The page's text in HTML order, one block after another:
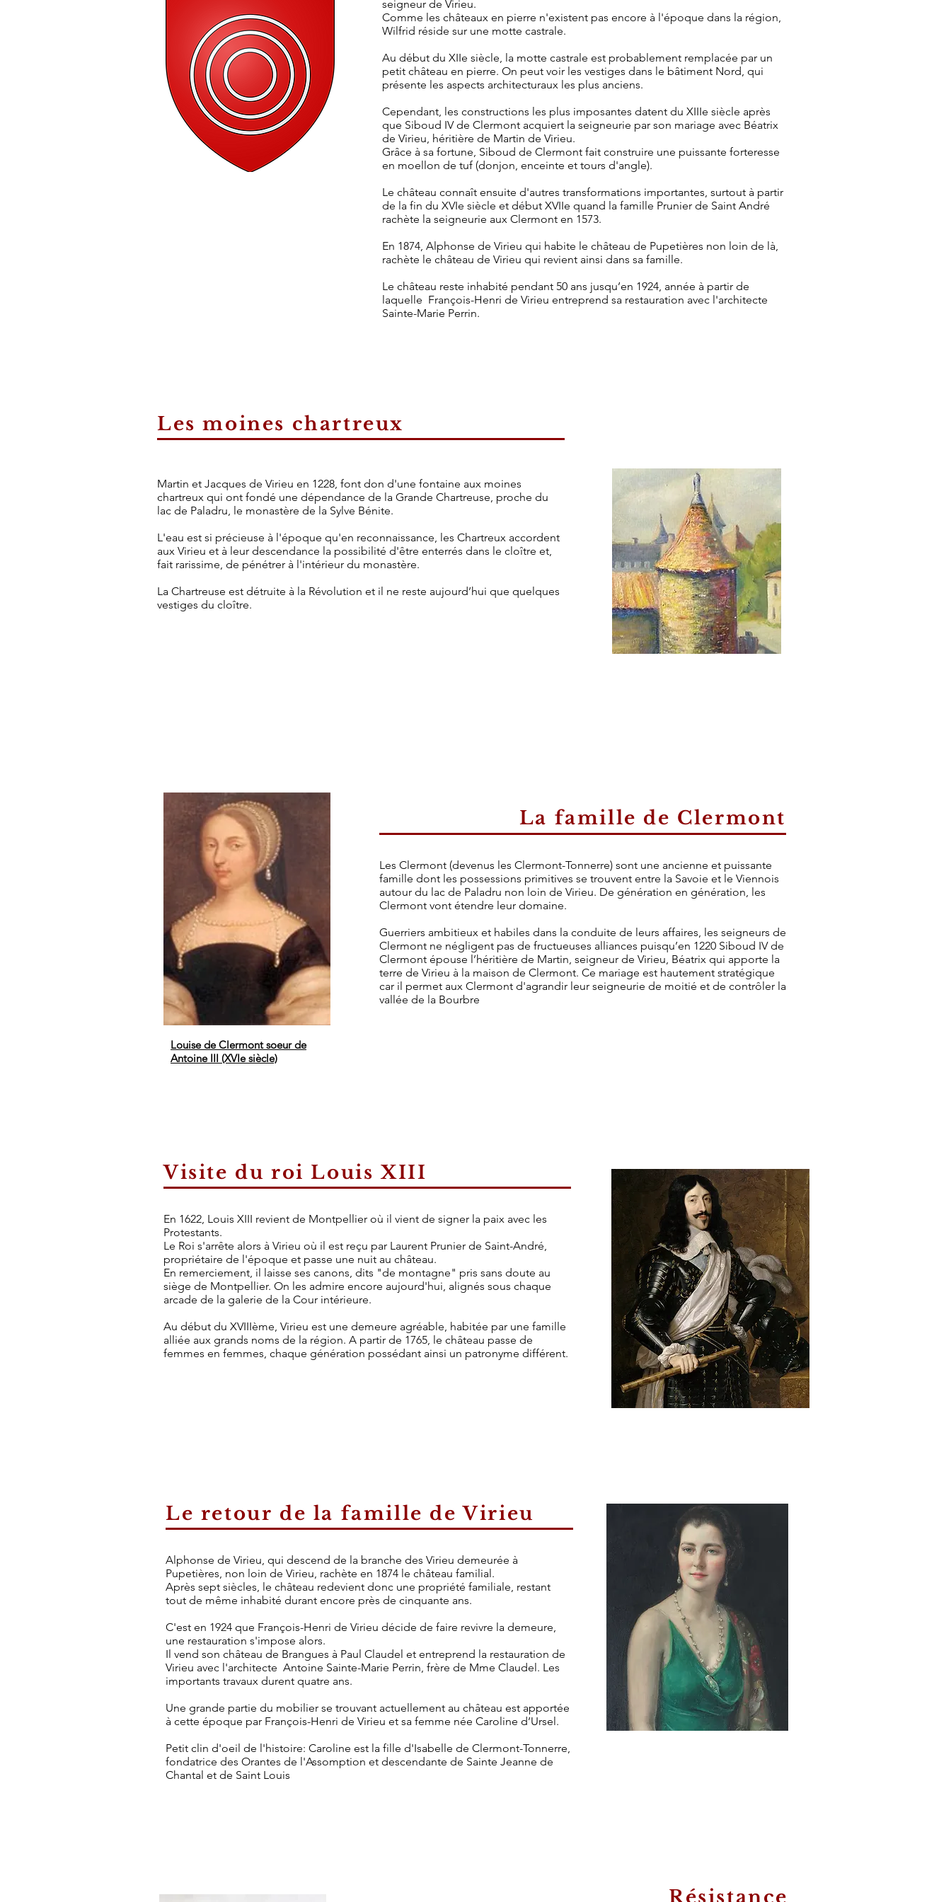
seigneur de Virieu.
Comme les châteaux en pierre n'existent pas encore à l'époque dans la région,
Wilfrid réside sur une motte castrale.
Au début du XIIe siècle, la motte castrale est probablement remplacée par un
petit château en pierre. On peut voir les vestiges dans le bâtiment Nord, qui
présente les aspects architecturaux les plus anciens.
Cependant, les constructions les plus imposantes datent du XIIIe siècle après
que Siboud IV de Clermont acquiert la seigneurie par son mariage avec Béatrix
de Virieu, héritière de Martin de Virieu.
Grâce à sa fortune, Siboud de Clermont fait construire une puissante forteresse
en moellon de tuf (donjon, enceinte et tours d'angle).
Le château connaît ensuite d'autres transformations importantes, surtout à partir
de la fin du XVIe siècle et début XVIIe quand la famille Prunier de Saint André
rachète la seigneurie aux Clermont en 1573.
En 1874, Alphonse de Virieu qui habite le château de Pupetières non loin de là,
rachète le château de Virieu qui revient ainsi dans sa famille.
Le château reste inhabité pendant 50 ans jusqu’en 1924, année à partir de
laquelle François-Henri de Virieu entreprend sa restauration avec l'architecte
Sainte-Marie Perrin.
Les moines chartreux
Martin et Jacques de Virieu en 1228, font don d'une fontaine aux moines
chartreux qui ont fondé une dépendance de la Grande Chartreuse, proche du
lac de Paladru, le monastère de la Sylve Bénite.
L'eau est si précieuse à l'époque qu'en reconnaissance, les Chartreux accordent
aux Virieu et à leur descendance la possibilité d'être enterrés dans le cloître et,
fait rarissime, de pénétrer à l'intérieur du monastère.
La Chartreuse est détruite à la Révolution et il ne reste aujourd’hui que quelques
vestiges du cloître.
La famille de Clermont
Les Clermont (devenus les Clermont-Tonnerre) sont une ancienne et puissante
famille dont les possessions primitives se trouvent entre la Savoie et le Viennois
autour du lac de Paladru non loin de Virieu. De génération en génération, les
Clermont vont étendre leur domaine.
Guerriers ambitieux et habiles dans la conduite de leurs affaires, les seigneurs de
Clermont ne négligent pas de fructueuses alliances puisqu’en 1220 Siboud IV de
Clermont épouse l’héritière de Martin, seigneur de Virieu, Béatrix qui apporte la
terre de Virieu à la maison de Clermont. Ce mariage est hautement stratégique
car il permet aux Clermont d'agrandir leur seigneurie de moitié et de contrôler la
vallée de la Bourbre
Louise de Clermont soeur de
Antoine III (XVIe siècle)
Le retour de la famille de Virieu
Alphonse de Virieu, qui descend de la branche des Virieu demeurée à
Pupetières, non loin de Virieu, rachète en 1874 le château familial.
Après sept siècles, le château redevient donc une propriété familiale, restant
tout de même inhabité durant encore près de cinquante ans.
C'est en 1924 que François-Henri de Virieu décide de faire revivre la demeure,
une restauration s'impose alors.
Il vend son château de Brangues à Paul Claudel et entreprend la restauration de
Virieu avec l'architecte Antoine Sainte-Marie Perrin, frère de Mme Claudel. Les
importants travaux durent quatre ans.
Une grande partie du mobilier se trouvant actuellement au château est apportée
à cette époque par François-Henri de Virieu et sa femme née Caroline d’Ursel.
Petit clin d'oeil de l'histoire: Caroline est la fille d'Isabelle de Clermont-Tonnerre,
fondatrice des Orantes de l'Assomption et descendante de Sainte Jeanne de
Chantal et de Saint Louis
Visite du roi Louis XIII
En 1622, Louis XIII revient de Montpellier où il vient de signer la paix avec les
Protestants.
Le Roi s'arrête alors à Virieu où il est reçu par Laurent Prunier de Saint-André,
propriétaire de l'époque et passe une nuit au château.
En remerciement, il laisse ses canons, dits "de montagne" pris sans doute au
siège de Montpellier. On les admire encore aujourd'hui, alignés sous chaque
arcade de la galerie de la Cour intérieure.
Au début du XVIIIème, Virieu est une demeure agréable, habitée par une famille
alliée aux grands noms de la région. A partir de 1765, le château passe de
femmes en femmes, chaque génération possédant ainsi un patronyme différent.
Résistance